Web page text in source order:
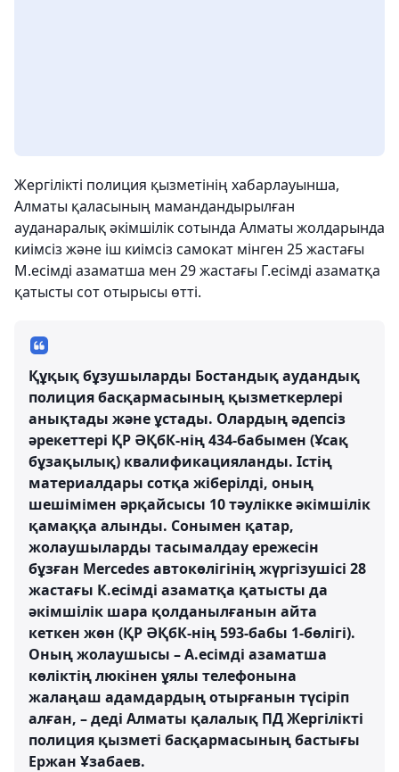
Жергілікті полиция қызметінің хабарлауынша,
Алматы қаласының мамандандырылған
ауданаралық әкімшілік сотында Алматы жолдарында
киімсіз және іш киімсіз самокат мінген 25 жастағы
М.есімді азаматша мен 29 жастағы Г.есімді азаматқа
қатысты сот отырысы өтті.
Құқық бұзушыларды Бостандық аудандық
полиция басқармасының қызметкерлері
анықтады және ұстады. Олардың әдепсіз
әрекеттері ҚР ӘҚбК-нің 434-бабымен (Ұсақ
бұзақылық) квалификацияланды. Істің
материалдары сотқа жіберілді, оның
шешімімен әрқайсысы 10 тәулікке әкімшілік
қамаққа алынды. Сонымен қатар,
жолаушыларды тасымалдау ережесін
бұзған Mercedes автокөлігінің жүргізушісі 28
жастағы К.есімді азаматқа қатысты да
әкімшілік шара қолданылғанын айта
кеткен жөн (ҚР ӘҚбК-нің 593-бабы 1-бөлігі).
Оның жолаушысы – А.есімді азаматша
көліктің люкінен ұялы телефонына
жалаңаш адамдардың отырғанын түсіріп
алған, – деді Алматы қалалық ПД Жергілікті
полиция қызметі басқармасының бастығы
Ержан Ұзабаев.